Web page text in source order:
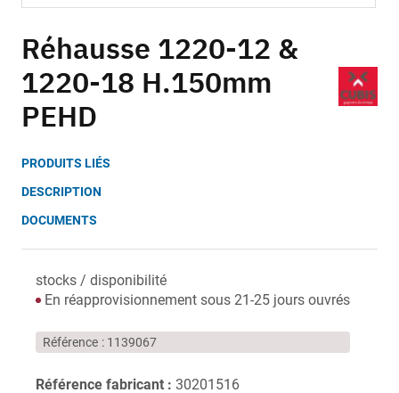
to
the
beginning
of
the
gallery
Réhausse 1220-12 &
1220-18 H.150mm
PEHD
PRODUITS LIÉS
DESCRIPTION
DOCUMENTS
stocks / disponibilité
En réapprovisionnement sous 21-25 jours ouvrés
Référence 1139067
Référence fabricant : 30201516